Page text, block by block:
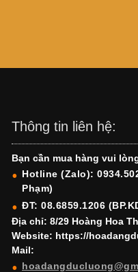
Thông tin liên hệ:
Bạn cần mua hàng vui
Hotline (Zalo):
Phạm)
ĐT: 08.6859.1206
Địa chỉ: 8/29 Hoàng Hoa
Website: https://
Mail: